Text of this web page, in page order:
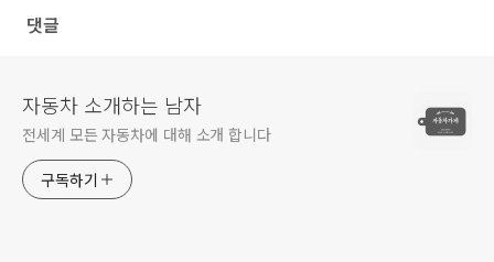
댓글
자동차 소개하는 남자
전세계 모든 자동차에 대해 소개 합니다
구독하기